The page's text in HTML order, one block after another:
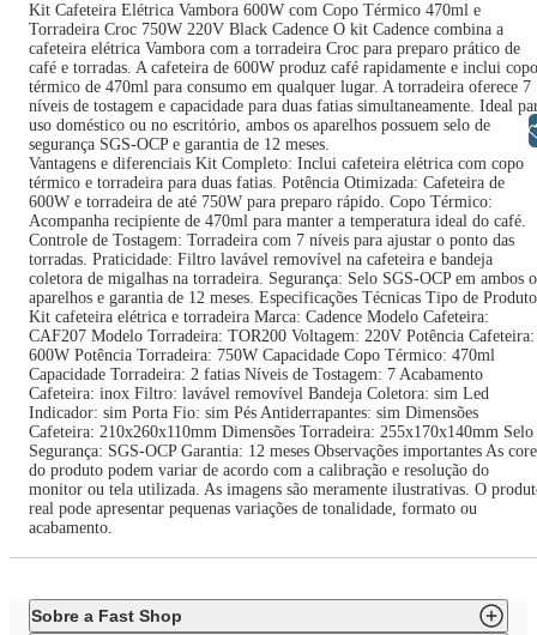
Kit Cafeteira Elétrica Vambora 600W com Copo Térmico 470ml e
Torradeira Croc 750W 220V Black Cadence O kit Cadence combina a
cafeteira elétrica Vambora com a torradeira Croc para preparo prático de
café e torradas. A cafeteira de 600W produz café rapidamente e inclui copo
térmico de 470ml para consumo em qualquer lugar. A torradeira oferece 7
níveis de tostagem e capacidade para duas fatias simultaneamente. Ideal
uso doméstico ou no escritório, ambos os aparelhos possuem selo de
segurança SGS-OCP e garantia de 12 meses.
Vantagens e diferenciais Kit Completo: Inclui cafeteira elétrica com copo
térmico e torradeira para duas fatias. Potência Otimizada: Cafeteira de
600W e torradeira de até 750W para preparo rápido. Copo Térmico:
Acompanha recipiente de 470ml para manter a temperatura ideal do café.
Controle de Tostagem: Torradeira com 7 níveis para ajustar o ponto das
torradas. Praticidade: Filtro lavável removível na cafeteira e bandeja
coletora de migalhas na torradeira. Segurança: Selo SGS-OCP em ambos
aparelhos e garantia de 12 meses. Especificações Técnicas Tipo de
Kit cafeteira elétrica e torradeira Marca: Cadence Modelo Cafeteira:
CAF207 Modelo Torradeira: TOR200 Voltagem: 220V Potência Cafeteira:
600W Potência Torradeira: 750W Capacidade Copo Térmico: 470ml
Capacidade Torradeira: 2 fatias Níveis de Tostagem: 7 Acabamento
Cafeteira: inox Filtro: lavável removível Bandeja Coletora: sim Led
Indicador: sim Porta Fio: sim Pés Antiderrapantes: sim Dimensões
Cafeteira: 210x260x110mm Dimensões Torradeira: 255x170x140mm Selo
Segurança: SGS-OCP Garantia: 12 meses Observações importantes As
do produto podem variar de acordo com a calibração e resolução do
monitor ou tela utilizada. As imagens são meramente ilustrativas. O
real pode apresentar pequenas variações de tonalidade, formato ou
acabamento.
Sobre a Fast Shop
Libras